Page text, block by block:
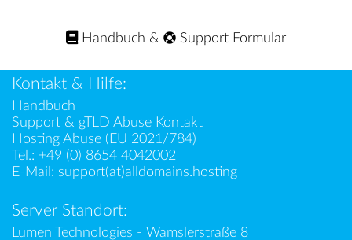
Handbuch & Support Formular
Kontakt & Hilfe:
Handbuch
Support & gTLD Abuse Kontakt
Hosting Abuse (EU 2021/784)
Tel.: +49 (0) 8654 4042002
E-Mail: support(at)alldomains.hosting
Server Standort:
Lumen Technologies - Wamslerstraße 8